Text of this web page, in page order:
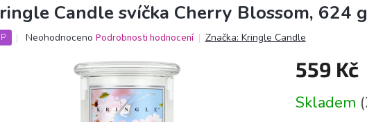
Candle svíčka Cherry Blossom, 624
Průměrné
Neohodnoceno Podrobnosti hodnocení Značka: Kringle Candle
559 Kč
cena:
Skladem